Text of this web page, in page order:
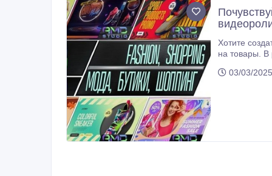
Хотите
на товары. В
03/03/